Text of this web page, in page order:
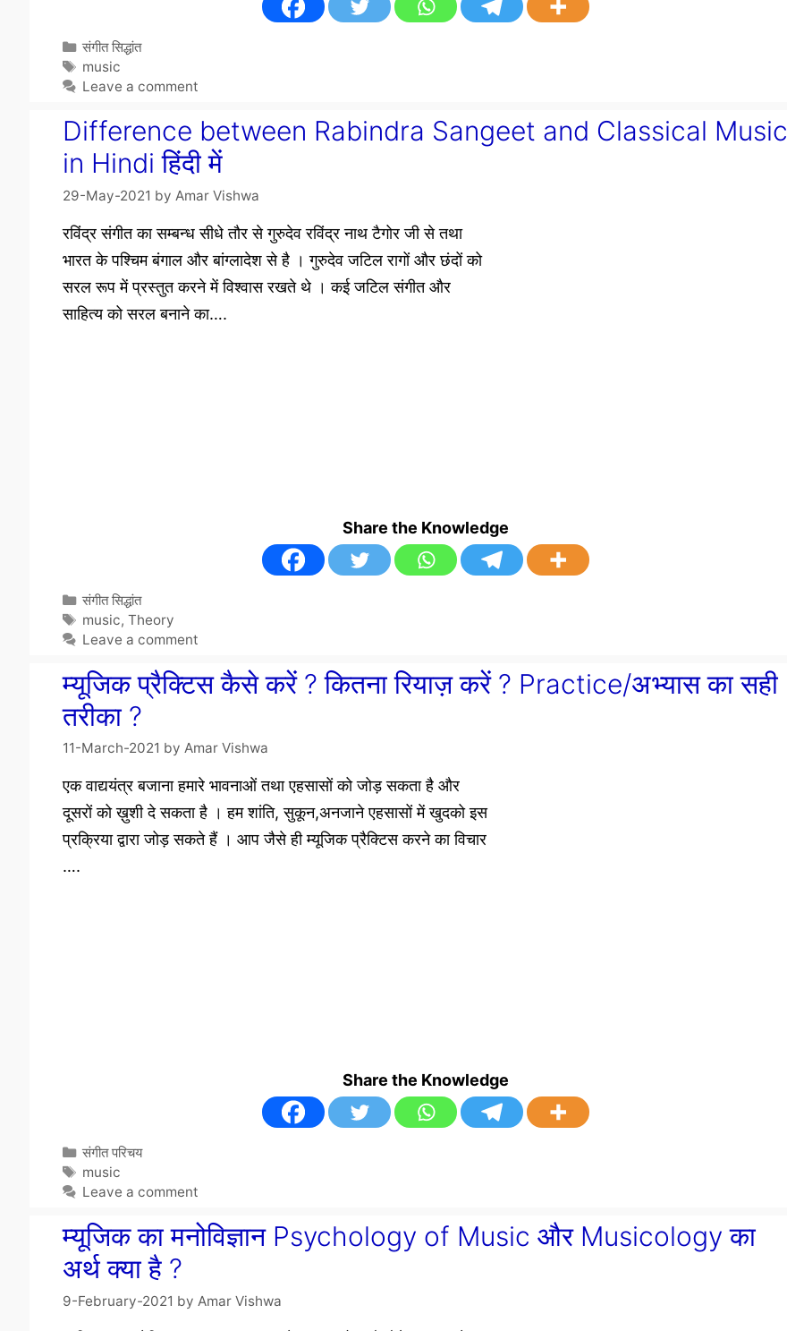
Categories
संगीत सिद्धांत
Tags
music
Leave a comment
Difference between Rabindra Sangeet and Classical Music
in Hindi हिंदी में
29-May-2021 by Amar Vishwa
रविंद्र संगीत का सम्बन्ध सीधे तौर से गुरुदेव रविंद्र नाथ टैगोर जी से तथा
भारत के पश्चिम बंगाल और बांग्लादेश से है । गुरुदेव जटिल रागों और छंदों को
सरल रूप में प्रस्तुत करने में विश्वास रखते थे । कई जटिल संगीत और
साहित्य को सरल बनाने का….
Share the Knowledge
Categories
संगीत सिद्धांत
Tags
music, Theory
Leave a comment
म्यूजिक प्रैक्टिस कैसे करें ? कितना रियाज़ करें ? Practice/अभ्यास का सही
तरीका ?
11-March-2021 by Amar Vishwa
एक वाद्ययंत्र बजाना हमारे भावनाओं तथा एहसासों को जोड़ सकता है और
दूसरों को ख़ुशी दे सकता है । हम शांति, सुकून,अनजाने एहसासों में खुदको इस
प्रक्रिया द्वारा जोड़ सकते हैं । आप जैसे ही म्यूजिक प्रैक्टिस करने का विचार
….
Share the Knowledge
Categories
संगीत परिचय
Tags
music
Leave a comment
म्यूजिक का मनोविज्ञान Psychology of Music और Musicology का
अर्थ क्या है ?
9-February-2021 by Amar Vishwa